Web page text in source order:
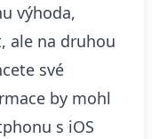
výhoda,
ale na druhou
své
by mohl
s iOS